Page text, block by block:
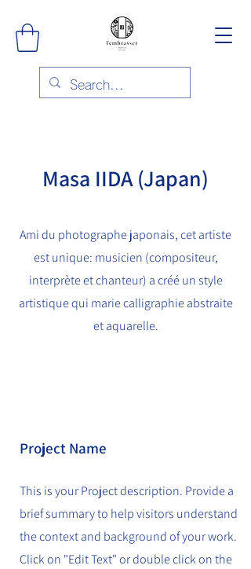
Masa IIDA (Japan)
Ami du photographe japonais, cet artiste
est unique: musicien (compositeur,
interprète et chanteur) a créé un style
artistique qui marie calligraphie abstraite
et aquarelle.
Project Name
This is your Project description. Provide a
brief summary to help visitors understand
the context and background of your work.
Click on "Edit Text" or double click on the